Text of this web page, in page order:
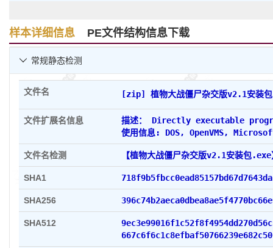
Crypto_CRC32_Table -
PE_Suspicious_Packer_Section -
PE_Suspicious_Packer_Section -
WinAPI_File_Operation -
样本详细信息 PE文件结构信息下载
常规静态检测

文件名 [zip] 植物大战僵尸杂交版
文件扩展名信息
描述： Directly executable
使用信息: DOS, OpenVMS,
文件名检测 【植物大战僵尸杂交版v2.1安装包
SHA1
SHA256
SHA512